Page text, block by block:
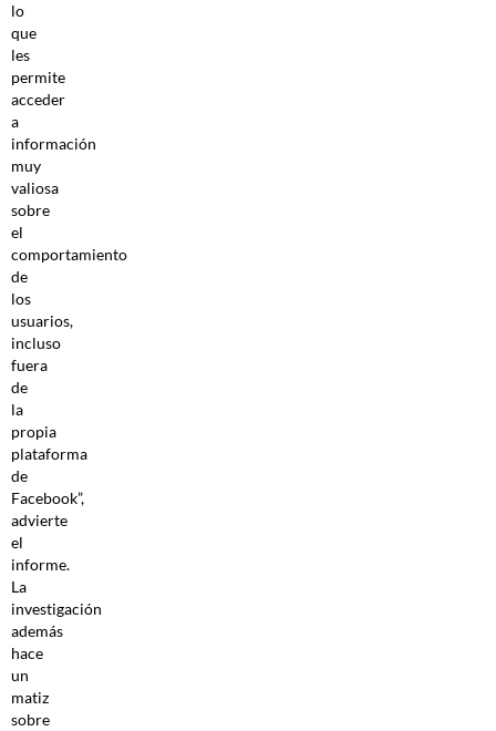
lo
que
les
permite
acceder
a
información
muy
valiosa
sobre
el
comportamiento
de
los
usuarios,
incluso
fuera
de
la
propia
plataforma
de
Facebook”,
advierte
el
informe.
La
investigación
además
hace
un
matiz
sobre